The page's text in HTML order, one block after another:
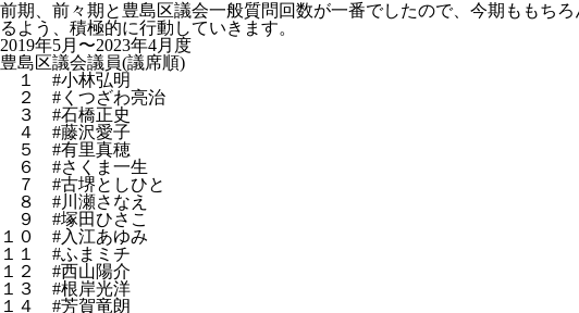
前期、前々期と豊島区議会一般質問回数が一番でしたので、今期ももち
るよう、積極的に行動していきます。
2019年5月〜2023年4月度
豊島区議会議員(議席順)
１ #小林弘明
２ #くつざわ亮治
３ #石橋正史
４ #藤沢愛子
５ #有里真穂
６ #さくま一生
７ #古堺としひと
８ #川瀬さなえ
９ #塚田ひさこ
１０ #入江あゆみ
１１ #ふまミチ
１２ #西山陽介
１３ #根岸光洋
１４ #芳賀竜朗